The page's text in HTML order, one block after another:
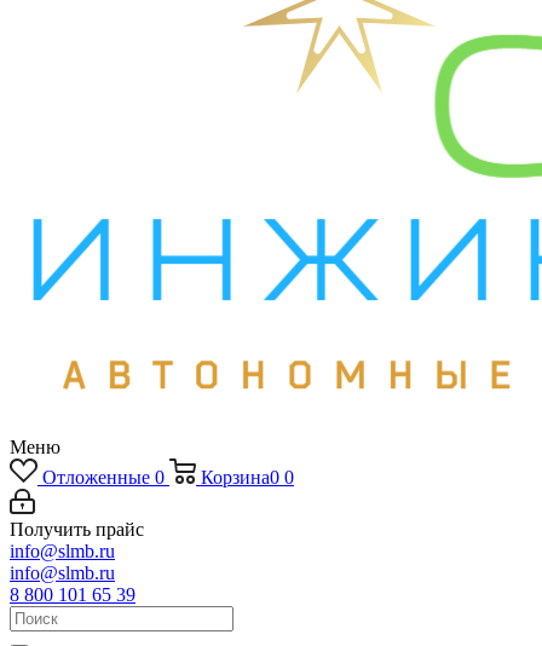
Меню
Отложенные 0 Корзина0 0
Получить прайс
info@slmb.ru
info@slmb.ru
8 800 101 65 39